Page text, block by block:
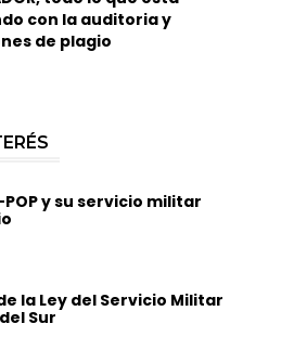
con la auditoria y
de plagio
POP y su servicio militar
la Ley del Servicio Militar
Sur